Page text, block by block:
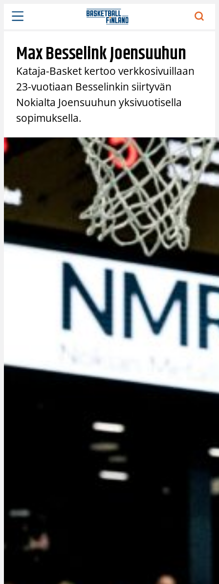
Siirry
sisältöön
Max Besselink Joensuuhun
Kataja-Basket kertoo verkkosivuillaan
23-vuotiaan Besselinkin siirtyvän
Nokialta Joensuuhun yksivuotisella
sopimuksella.